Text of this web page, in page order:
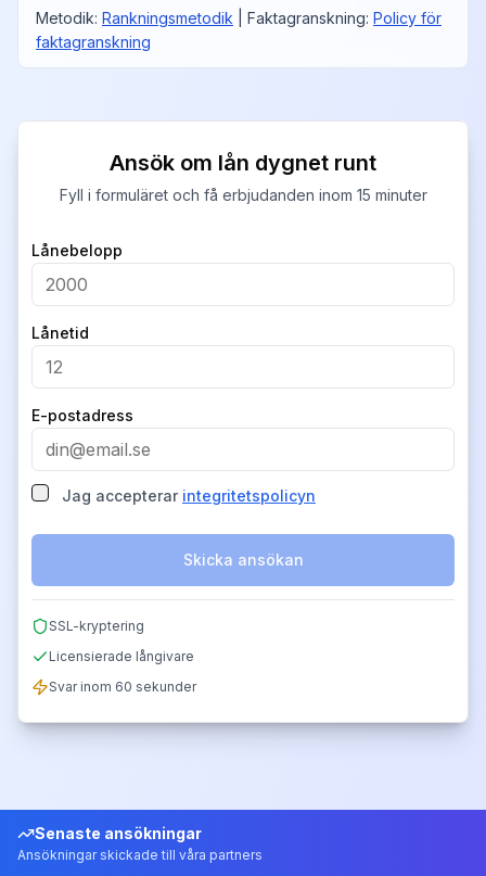
Metodik: Rankningsmetodik Faktagranskning: Policy för
faktagranskning
Ansök om lån dygnet runt
Fyll i formuläret och få erbjudanden inom 15 minuter
Company
Lånebelopp
Lånetid
E-postadress
Jag accepterar integritetspolicyn
Skicka ansökan
SSL-kryptering
Licensierade långivare
Svar inom 60 sekunder
Senaste ansökningar
Ansökningar skickade till våra partners